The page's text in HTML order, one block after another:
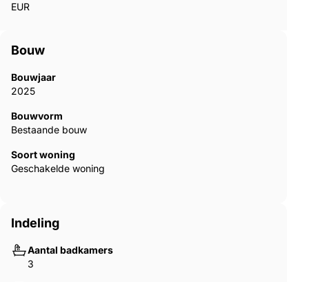
EUR
Bouw
Bouwjaar
2025
Bouwvorm
Bestaande bouw
Soort woning
Geschakelde woning
Indeling
Aantal badkamers
3